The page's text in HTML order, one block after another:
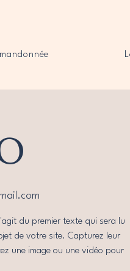
du premier texte qui sera lu
de votre site. Capturez leur
une image ou une vidéo pour